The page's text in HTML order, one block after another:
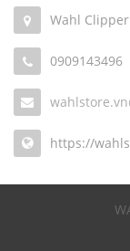
Wahl Clipper
0909143496
https://